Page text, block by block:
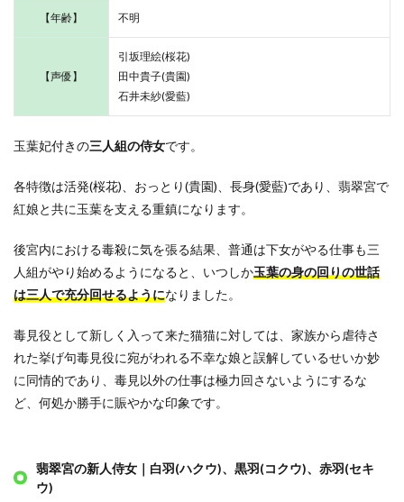
【年齢】 不明
【声優】
引坂理絵(桜花)
田中貴子(貴園)
石井未紗(愛藍)
玉葉妃付きの三人組の侍女です。
各特徴は活発(桜花)、おっとり(貴園)、長身(愛藍)であり、翡翠宮で
紅娘と共に玉葉を支える重鎮になります。
後宮内における毒殺に気を張る結果、普通は下女がやる仕事も三
人組がやり始めるようになると、いつしか玉葉の身の回りの世話
は三人で充分回せるようになりました。
毒見役として新しく入って来た猫猫に対しては、家族から虐待さ
れた挙げ句毒見役に宛がわれる不幸な娘と誤解しているせいか妙
に同情的であり、毒見以外の仕事は極力回さないようにするな
ど、何処か勝手に賑やかな印象です。
翡翠宮の新人侍女｜白羽(ハクウ)、黒羽(コクウ)、赤羽(セキ
ウ)